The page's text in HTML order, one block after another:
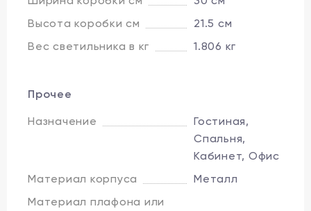
Высота коробки см
21.5 см
Вес светильника в кг
1.806 кг
Прочее
Назначение
Гостиная,
Спальня,
Кабинет, Офис
Материал корпуса
Металл
Материал плафона или